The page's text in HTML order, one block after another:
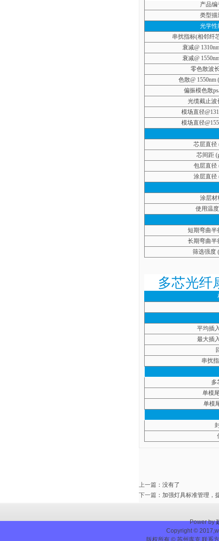
产品编
类型描
光学性
串扰指标(相邻纤
衰减@
衰减@
零色散波
色散@ 1550nm
偏振模色散
光缆截止波
模场直径
模场直径
芯层直径
芯间距
包层直径
涂层直径
涂层材
使用温度
短期弯曲半
长期弯曲半
筛选强度
多芯光纤
平均插
最大插
串扰
多
单模
单模
上一篇 ：没有了
下一篇 ： 加强灯具标准管理，
Power by
Copyright ©
版权所有 © 苏州库克 联系